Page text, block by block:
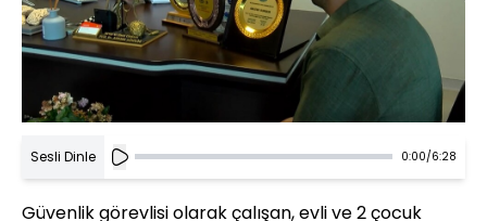
Sesli Dinle 0:00/6:28
Güvenlik görevlisi olarak çalışan, evli ve 2 çocuk